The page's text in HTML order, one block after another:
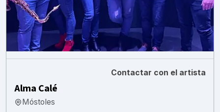
Contactar con el artista
Alma Calé
Móstoles